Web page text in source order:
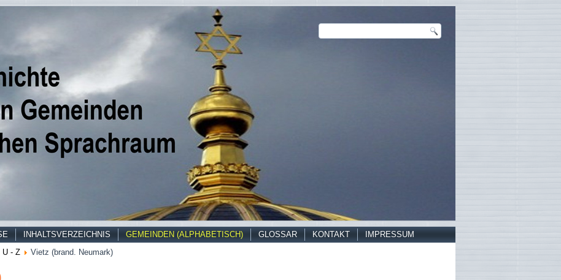
INHALTSVERZEICHNIS GEMEINDEN (ALPHABETISCH) GLOSSAR KONTAKT
IMPRESSUM
U - Z Vietz (brand. Neumark)